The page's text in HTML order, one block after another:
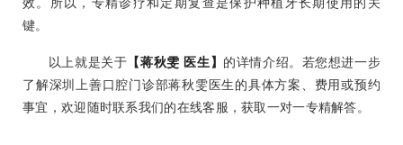
键。
以上就是关于 【蒋秋雯 医生】 的详情介绍。若您想进一步
了解深圳上善口腔门诊部蒋秋雯医生的具体方案、费用或预约
事宜，欢迎随时联系我们的在线客服，获取一对一专精解答。